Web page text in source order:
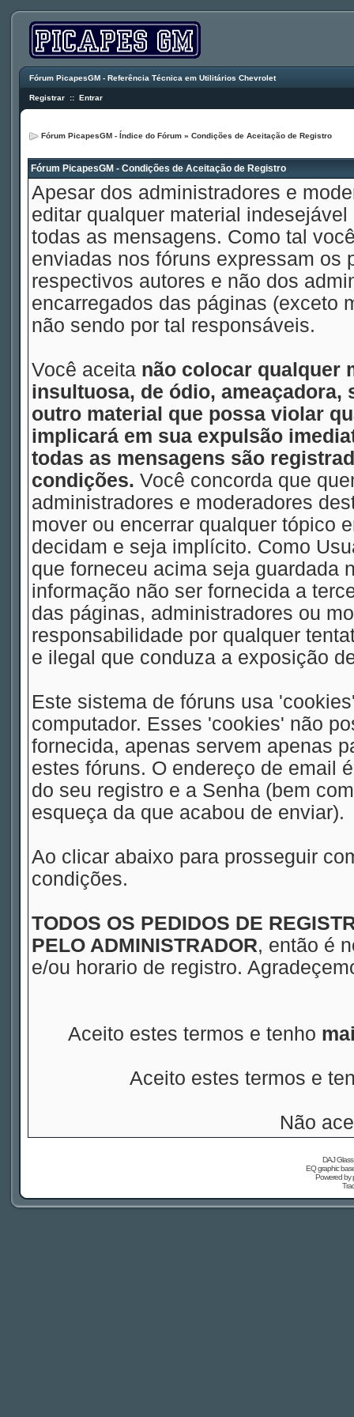
Fórum PicapesGM - Referência Técnica em Utilitários Chevrolet
Registrar :: Entrar
Fórum PicapesGM - Índice do Fórum » Condições de Aceitação de Registro
Fórum PicapesGM - Condições de Aceitação de Registro
Apesar dos administradores e
editar qualquer material
todas as mensagens. Como tal
enviadas nos fóruns expressam os
respectivos autores e não dos
encarregados das páginas (exceto
não sendo por tal responsáveis.
Você aceita não colocar qualquer
insultuosa, de ódio,
outro material que possa violar
implicará em sua expulsão
todas as mensagens são
condições. Você concorda que
administradores e moderadores
mover ou encerrar qualquer tópico
decidam e seja implícito. Como
que forneceu acima seja guardada
informação não ser fornecida a
das páginas, administradores ou
responsabilidade por qualquer
e ilegal que conduza a exposição
Este sistema de fóruns usa
computador. Esses 'cookies' não
fornecida, apenas servem apenas
estes fóruns. O endereço de email
do seu registro e a Senha (bem
esqueça da que acabou de enviar).
Ao clicar abaixo para prosseguir
condições.
TODOS OS PEDIDOS DE
PELO ADMINISTRADOR, então é
e/ou horario de registro.
Aceito estes termos e tenho
Aceito estes termos e
Não
DAJ
EQ graphic
Powered by